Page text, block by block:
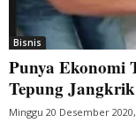
Bisnis
Punya Ekonomi
Tepung
Minggu 20 Desember 2020,